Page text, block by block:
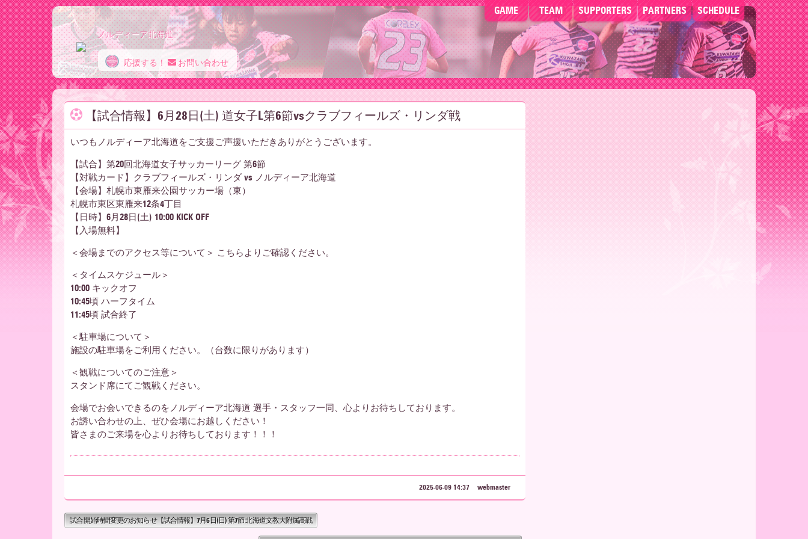
GAME TEAM SUPPORTERS PARTNERS SCHEDULE
ノ
ル
デ
ィ
ー
ア
北
海
道
ノルディーア北海道
応援する！ お問い合わせ
【試合情報】6月28日(土) 道女子L第6節vsクラブフィールズ・リンダ戦
いつもノルディーア北海道をご支援ご声援いただきありがとうございます。
【試合】第20回北海道女子サッカーリーグ 第6節
【対戦カード】クラブフィールズ・リンダ vs ノルディーア北海道
【会場】札幌市東雁来公園サッカー場（東）
札幌市東区東雁来12条4丁目
【日時】6月28日(土) 10:00 KICK OFF
【入場無料】
＜会場までのアクセス等について＞ こちらよりご確認ください。
＜タイムスケジュール＞
10:00 キックオフ
10:45頃 ハーフタイム
11:45頃 試合終了
＜駐車場について＞
施設の駐車場をご利用ください。（台数に限りがあります）
＜観戦についてのご注意＞
スタンド席にてご観戦ください。
会場でお会いできるのをノルディーア北海道 選手・スタッフ一同、心よりお待ちしております。
お誘い合わせの上、ぜひ会場にお越しください！
皆さまのご来場を心よりお待ちしております！！！
2025-06-09 14:37 webmaster
試合開始時間変更のお知らせ【試合情報】7月6日(日) 第7節 北海道文教大附属高戦